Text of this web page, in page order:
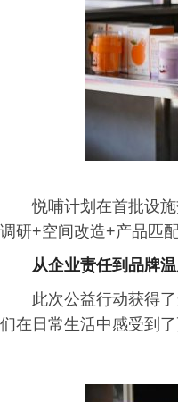
悦哺计划在首批设
调研+空间改造+产品匹
从企业责任到品牌
此次公益行动获得
们在日常生活中感受到